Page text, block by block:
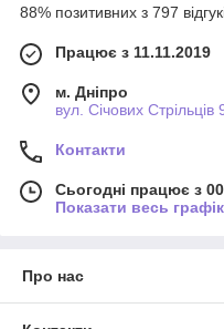
88% позитивних з 797
Працює з 11.11.2019
м. Дніпро
вул. Січових Стрільців
Контакти
Сьогодні працює з
Показати весь
Про нас